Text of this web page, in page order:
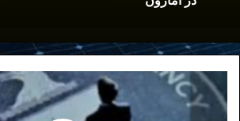
پذیرفت.”
۳- با توجه به شرایط فوق آیا
کردن جمهوری اسلامی در برپایی
نمایشی مجلس وجود دارد؟ پاسخ
نویسنده این است که به واکنش